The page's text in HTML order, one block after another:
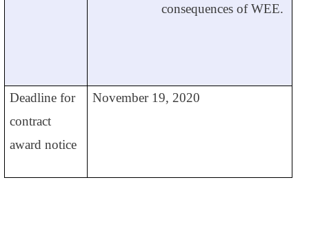
consequences of WEE.
November 19, 2020
Deadline for
contract
award notice